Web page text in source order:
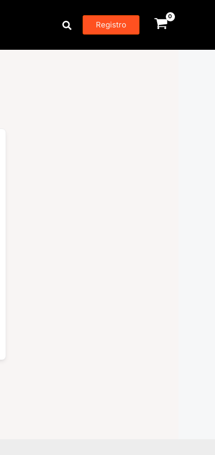
Buscar Registro